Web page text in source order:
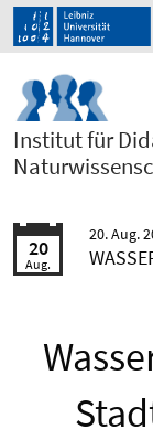
Institut für
20
Aug.
20. Aug.